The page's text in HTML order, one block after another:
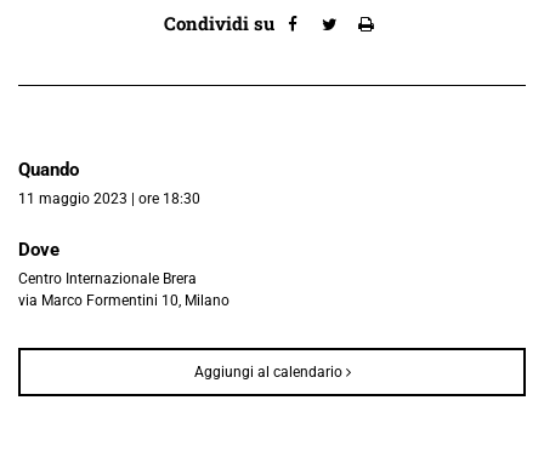
Quando
11 maggio 2023 | ore 18:30
Dove
Centro Internazionale Brera
via Marco Formentini 10, Milano
Aggiungi al calendario
Condividi su